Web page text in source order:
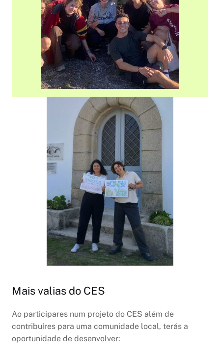
Mais valias do CES
Ao participares num projeto do CES além de
contribuíres para uma comunidade local, terás a
oportunidade de desenvolver: